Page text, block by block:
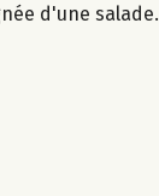
d'une salade.